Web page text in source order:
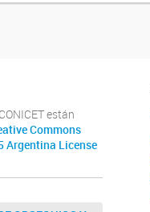
están
Commons
Argentina License